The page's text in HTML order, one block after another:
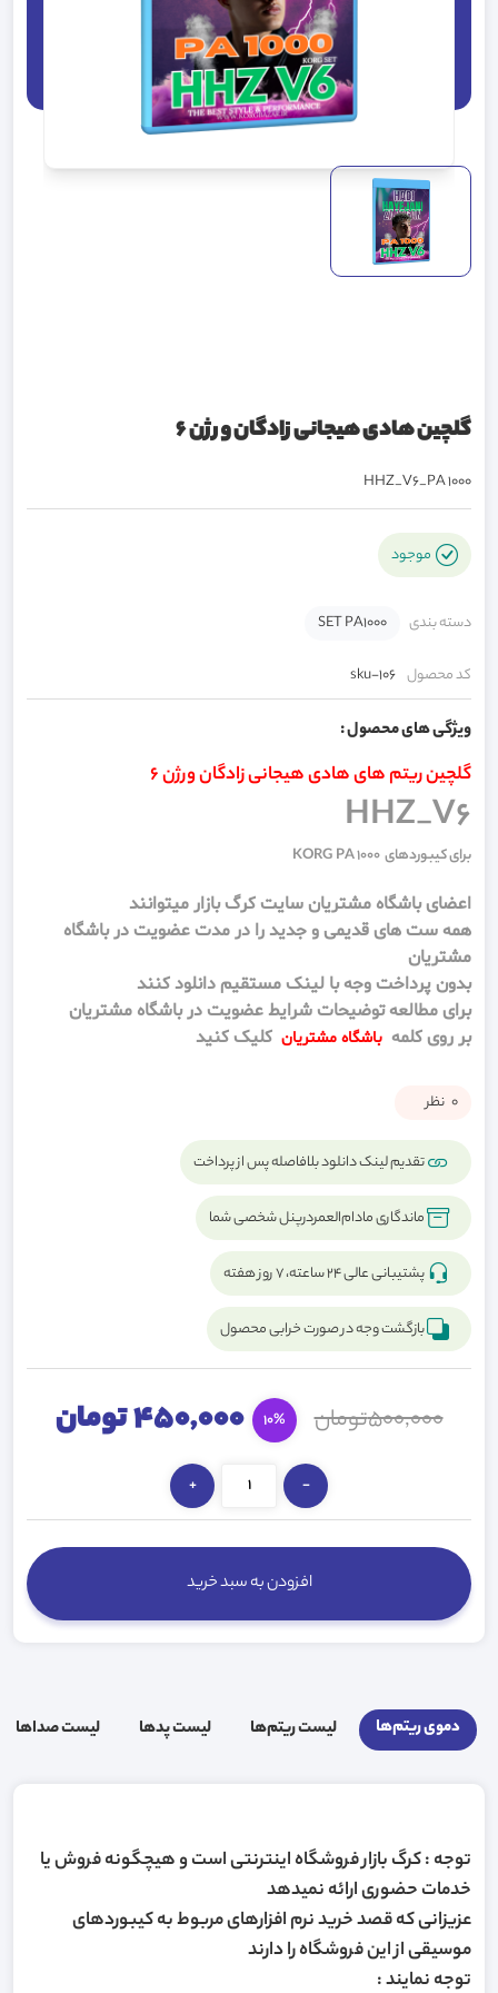
گلچین هادی هیجانی زادگان ورژن 6
HHZ_V6_PA 1000
موجود
دسته بندی SET PA1000
کد محصول sku-106
ویژگی های محصول :
گلچین ریتم های هادی هیجانی زادگان ورژن 6
HHZ_V6
برای کیبوردهای KORG PA 1000
اعضای باشگاه مشتریان سایت کرگ بازار میتوانند
همه ست های قدیمی و جدید را در مدت عضویت در باشگاه
مشتریان
بدون پرداخت وجه با لینک مستقیم دانلود کنند
برای مطالعه توضیحات شرایط عضویت در باشگاه مشتریان
بر روی کلمه باشگاه مشتریان کلیک کنید
0 نظر
تقدیم لینک دانلود بلافاصله پس از پرداخت
ماندگاری مادام‌العمردرپنل شخصی شما
پشتیبانی عالی ۲۴ ساعته، ۷ روز هفته
بازگشت وجه در صورت خرابی محصول
500,000تومان 10% 450,000 تومان
-
+
افزودن به سبد خرید
دموی ریتم‌ها لیست ریتم‌ها لیست پد‌ها لیست صدا‌ها
توجه : کرگ بازار فروشگاه اینترنتی است و هیچگونه فروش یا
خدمات حضوری ارائه نمیدهد
عزیزانی که قصد خرید نرم افزارهای مربوط به کیبوردهای
موسیقی از این فروشگاه را دارند
توجه نمایند :